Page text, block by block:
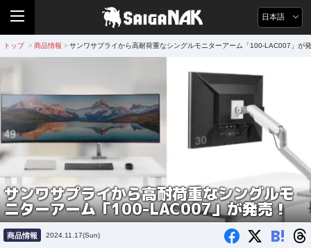
日本語
トップ > 商品情報 > サンワサプライから高耐荷重なシングルモニターアーム「100-LAC007」が
サンワサプライから高耐荷重なシングルモ
ニターアーム「100-LAC007」が発売！
商品情報 2024.11.17(Sun) B!